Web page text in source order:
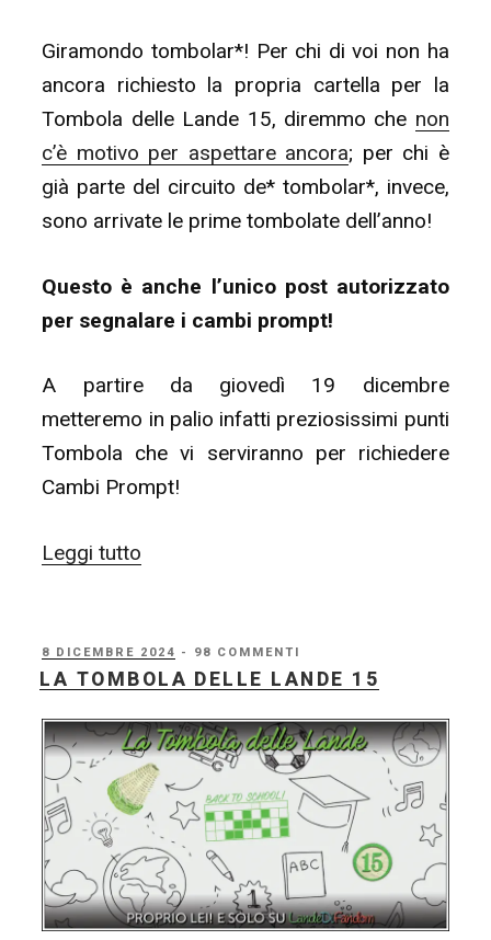
Giramondo tombolar*! Per chi di voi non ha
ancora richiesto la propria cartella per la
Tombola delle Lande 15, diremmo che non
c’è motivo per aspettare ancora; per chi è
già parte del circuito de* tombolar*, invece,
sono arrivate le prime tombolate dell’anno!
Questo è anche l’unico post autorizzato
per segnalare i cambi prompt!
A partire da giovedì 19 dicembre
metteremo in palio infatti preziosissimi punti
Tombola che vi serviranno per richiedere
Cambi Prompt!
Leggi tutto
Lande
15
–
Giocate
a
Tombola
con
noi?
–
PUBBLICATO
IL
8 DICEMBRE 2024 - 98 COMMENTI
LA TOMBOLA DELLE LANDE 15